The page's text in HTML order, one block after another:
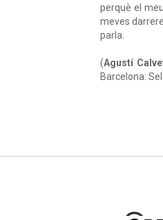
perquè el
meves
parla.
(Agustí
Barcelona: